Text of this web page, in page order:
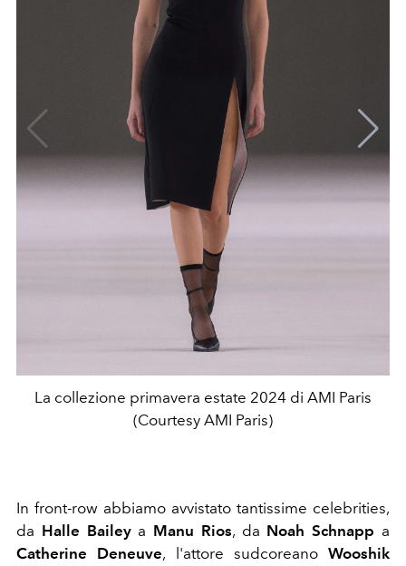
La collezione primavera estate 2024 di AMI Paris
(Courtesy AMI Paris)
In front-row abbiamo avvistato tantissime celebrities,
da Halle Bailey a Manu Rios, da Noah Schnapp a
Catherine Deneuve, l'attore sudcoreanoWooshik